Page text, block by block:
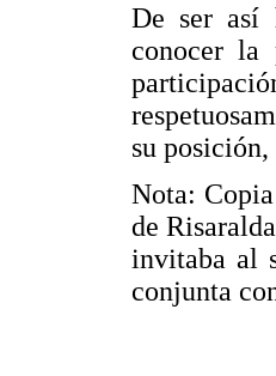
De ser así
conocer la
su
Nota:
de
invitaba al
conjunta